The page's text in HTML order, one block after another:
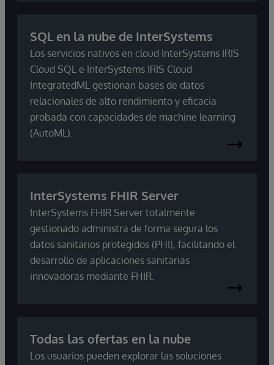
SQL en la nube de InterSystems
Los servicios nativos en cloud InterSystems IRIS
Cloud SQL e InterSystems IRIS Cloud
IntegratedML gestionan bases de datos
relacionales de alto rendimiento y eficacia
probada con capacidades de machine learning
(AutoML).
InterSystems FHIR Server
InterSystems FHIR Server totalmente
gestionado administra de forma segura los
datos sanitarios protegidos (PHI), facilitando el
desarrollo de aplicaciones sanitarias
innovadoras mediante FHIR.
Todas las ofertas en la nube
Los usuarios pueden explorar las soluciones